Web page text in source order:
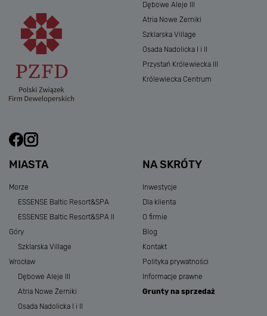
Dębowe Aleje III
Atria Nowe Żerniki
Szklarska Village
Osada Nadolicka I i II
Przystań Królewiecka III
Królewiecka Centrum
MIASTA
Morze
ESSENSE Baltic Resort&SPA
ESSENSE Baltic Resort&SPA II
Góry
Szklarska Village
Wrocław
Dębowe Aleje III
Atria Nowe Żerniki
Osada Nadolicka I i II
NA SKRÓTY
Inwestycje
Dla klienta
O firmie
Blog
Kontakt
Polityka prywatności
Informacje prawne
Grunty na sprzedaż